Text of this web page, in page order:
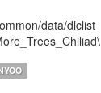
data/dlclist